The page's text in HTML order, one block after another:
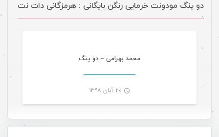
دو پنگ مودونت خرمایی رنگن بایگانی : هرمزگانی دات نت
محمد بهرامی – دو پنگ
۲۰ آبان ۱۳۹۸